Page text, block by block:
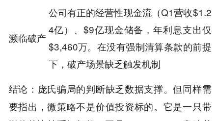
濒临破产
公司有正的经营性现金流（Q1营收$1.2
4亿）、$9亿现金储备，年利息支出仅
$3,460万。在没有强制清算条款的前提
下，破产场景缺乏触发机制
结论 ：庞氏骗局的判断缺乏数据支撑。但同样需
要指出，微策略不是价值投资标的。它是一只带